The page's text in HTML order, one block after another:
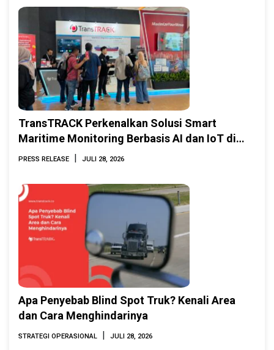
TransTRACK Perkenalkan Solusi Smart
Maritime Monitoring Berbasis AI dan IoT di
INAMARINE 2026
PRESS RELEASE | JULI 28, 2026
Apa Penyebab Blind Spot Truk? Kenali Area
dan Cara Menghindarinya
STRATEGI OPERASIONAL | JULI 28, 2026